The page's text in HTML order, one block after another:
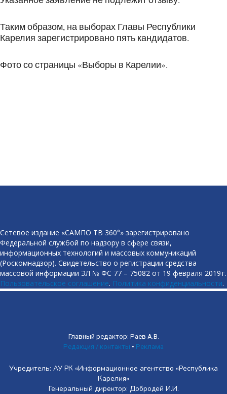
Таким образом, на выборах Главы Республики
Карелия зарегистрировано пять кандидатов.
Фото со страницы «Выборы в Карелии».
Сетевое издание «САМПО ТВ 360°» зарегистрировано
Федеральной службой по надзору в сфере связи,
информационных технологий и массовых коммуникаций
(Роскомнадзор). Свидетельство о регистрации средства
массовой информации ЭЛ № ФС 77 – 75082 от 19 февраля 2019 г.
Пользовательское соглашение. Политика конфиденциальности.
Главный редактор: Раев А.В.
Редакция / контакты • Реклама
Учредитель: АУ РК «Информационное агентство «Республика
Карелия»
Генеральный директор: Добродей И.И.